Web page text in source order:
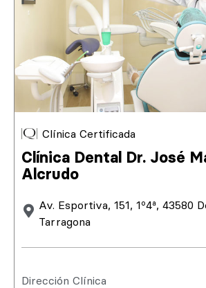
Clínica Certificada
Clínica Dental Dr. José
Alcrudo
Av. Esportiva, 151, 1º4ª, 43580
Tarragona
Dirección Clínica